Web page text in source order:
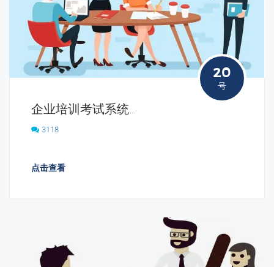
20
号
企业培训考试系统有什么用？什么是培训考试系统？
3118
点击查看